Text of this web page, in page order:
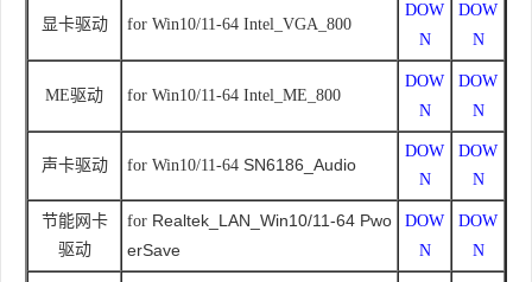
显卡驱动 for Win10/11-64 Intel_VGA_800
DOW
N
DOW
N
ME驱动 for Win10/11-64 Intel_ME_800
DOW
N
DOW
N
声卡驱动 for Win10/11-64 SN6186_Audio
DOW
N
DOW
N
节能网卡
驱动
for Realtek_LAN_Win10/11-64 Pwo
erSave
DOW
N
DOW
N